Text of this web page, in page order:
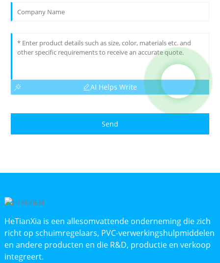
AI Helps Write
Send
HeTianXia is een allesomvattende onderneming die zich
richt op schuimregelaars, PVC-verwerkingshulpmiddelen
en andere producten en die R&D, productie en verkoop
integreert.